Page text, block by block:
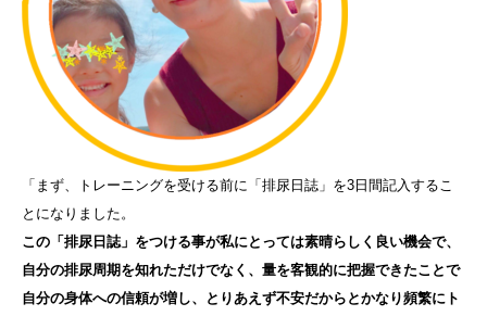
「まず、トレーニングを受ける前に「排尿日誌」を3日間記入するこ
とになりました。
この「排尿日誌」をつける事が私にとっては素晴らしく良い機会で、
自分の排尿周期を知れただけでなく、量を客観的に把握できたことで
自分の身体への信頼が増し、とりあえず不安だからとかなり頻繁にト